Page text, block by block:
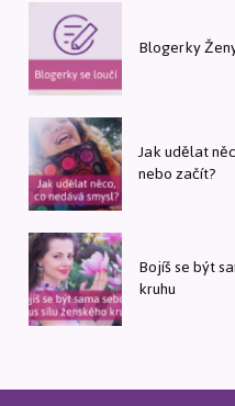
Blogerky
Jak udělat
nebo začít?
Bojíš se být
kruhu